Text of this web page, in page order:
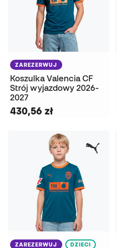
ZAREZERWUJ
Koszulka Valencia CF
Strój wyjazdowy 2026-
2027
430,56 zł
ZAREZERWUJ DZIECI